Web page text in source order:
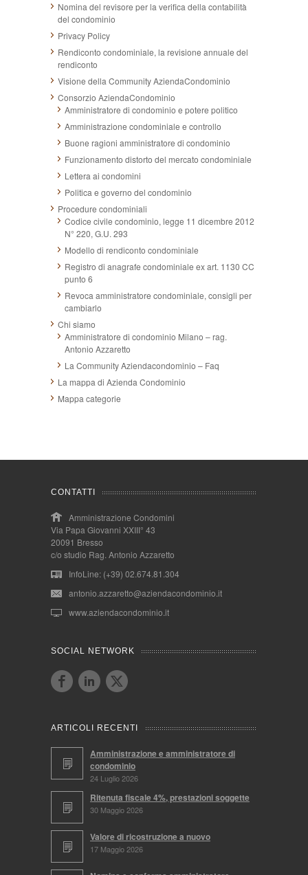
Nomina del revisore per la verifica della contabilità
del condominio
Privacy Policy
Rendiconto condominiale, la revisione annuale del
rendiconto
Visione della Community AziendaCondominio
Consorzio AziendaCondominio
Amministratore di condominio e potere politico
Amministrazione condominiale e controllo
Buone ragioni amministratore di condominio
Funzionamento distorto del mercato condominiale
Lettera ai condomini
Politica e governo del condominio
Procedure condominiali
Codice civile condominio, legge 11 dicembre 2012
N° 220, G.U. 293
Modello di rendiconto condominiale
Registro di anagrafe condominiale ex art. 1130 CC
punto 6
Revoca amministratore condominiale, consigli per
cambiarlo
Chi siamo
Amministratore di condominio Milano – rag.
Antonio Azzaretto
La Community Aziendacondominio – Faq
La mappa di Azienda Condominio
Mappa categorie
CONTATTI
Amministrazione Condomini
Via Papa Giovanni XXIII° 43
20091 Bresso
c/o studio Rag. Antonio Azzaretto
InfoLine: (+39) 02.674.81.304
antonio.azzaretto@aziendacondominio.it
www.aziendacondominio.it
SOCIAL NETWORK
ARTICOLI RECENTI
Amministrazione e amministratore di
condominio
24 Luglio 2026
Ritenuta fiscale 4%, prestazioni soggette
30 Maggio 2026
Valore di ricostruzione a nuovo
17 Maggio 2026